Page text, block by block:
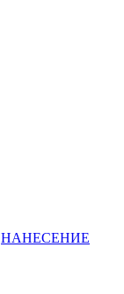
НАНЕСЕНИЕ